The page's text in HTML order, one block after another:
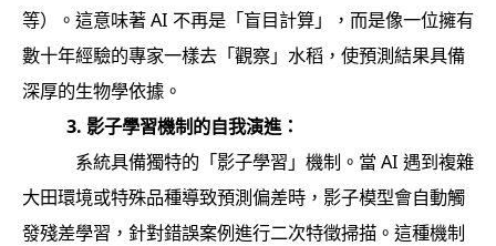
等）。這意味著 AI 不再是「盲目計算」，而是像一位擁有
數十年經驗的專家一樣去「觀察」水稻，使預測結果具備
深厚的生物學依據。
3. 影子學習機制的自我演進：
系統具備獨特的「影子學習」機制。當 AI 遇到複雜
大田環境或特殊品種導致預測偏差時，影子模型會自動觸
發殘差學習，針對錯誤案例進行二次特徵掃描。這種機制